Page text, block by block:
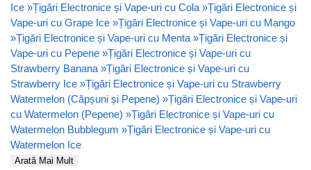
Ice »Țigări Electronice și Vape-uri cu Cola »Țigări Electronice și
Vape-uri cu Grape Ice »Țigări Electronice și Vape-uri cu Mango
»Țigări Electronice și Vape-uri cu Menta »Țigări Electronice și
Vape-uri cu Pepene »Țigări Electronice și Vape-uri cu
Strawberry Banana »Țigări Electronice și Vape-uri cu
Strawberry Ice »Țigări Electronice și Vape-uri cu Strawberry
Watermelon (Căpșuni și Pepene) »Țigări Electronice și Vape-uri
cu Watermelon (Pepene) »Țigări Electronice și Vape-uri cu
Watermelon Bubblegum »Țigări Electronice și Vape-uri cu
Watermelon Ice
Arată Mai Mult